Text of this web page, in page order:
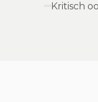
Kritisch